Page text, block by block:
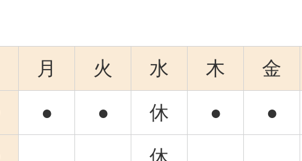
月 火 水 木 金
● ● 休 ● ●